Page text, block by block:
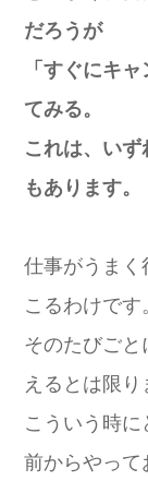
だろうが
「すぐにキ
てみる。
これは、い
もあります。
仕事がうまく
こるわけです
そのたびごと
えるとは限り
こういう時
前からやって